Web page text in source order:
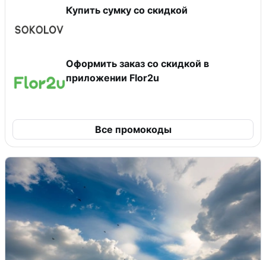
Купить сумку со скидкой
Оформить заказ со скидкой в
приложении Flor2u
Все промокоды